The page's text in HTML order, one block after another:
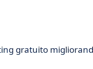
gratuito